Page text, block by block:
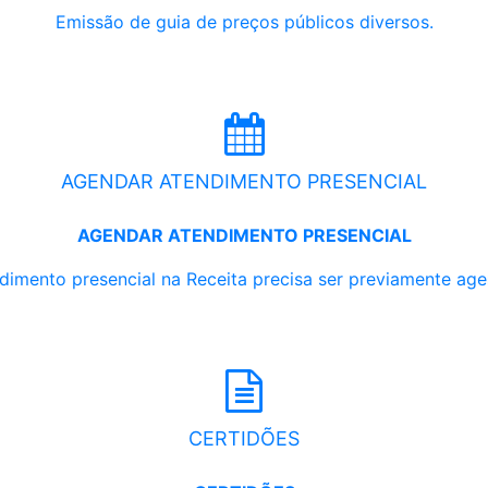
Emissão de guia de preços públicos diversos.
AGENDAR ATENDIMENTO PRESENCIAL
AGENDAR ATENDIMENTO PRESENCIAL
presencial na Receita precisa ser previamente
CERTIDÕES